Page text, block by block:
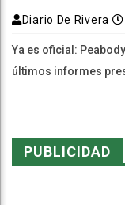
Diario De Rivera
Ya es oficial:
últimos informes
PUBLICIDAD